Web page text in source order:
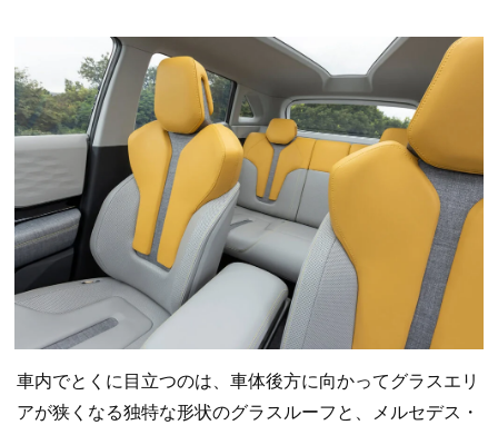
車内でとくに目立つのは、車体後方に向かってグラスエリ
アが狭くなる独特な形状のグラスルーフと、メルセデス・